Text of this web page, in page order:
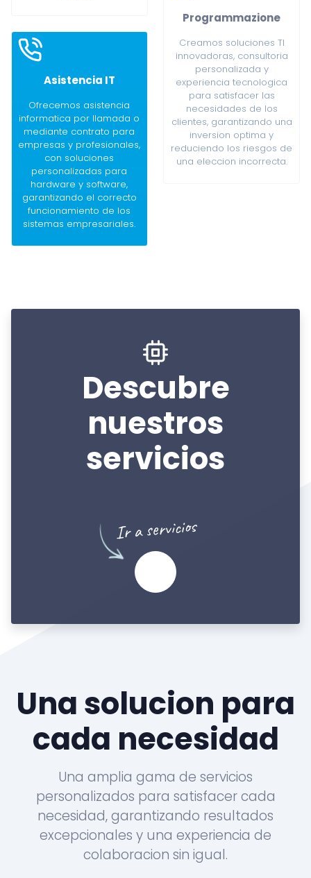
Asistencia IT
Ofrecemos asistencia
informatica por llamada o
mediante contrato para
empresas y profesionales,
con soluciones
personalizadas para
hardware y software,
garantizando el correcto
funcionamiento de los
sistemas empresariales.
Programmazione
Creamos soluciones TI
innovadoras, consultoria
personalizada y
experiencia tecnologica
para satisfacer las
necesidades de los
clientes, garantizando una
inversion optima y
reduciendo los riesgos de
una eleccion incorrecta.
Descubre
nuestros
servicios
Ir a servicios
Una solucion para
cada necesidad
Una amplia gama de servicios
personalizados para satisfacer cada
necesidad, garantizando resultados
excepcionales y una experiencia de
colaboracion sin igual.